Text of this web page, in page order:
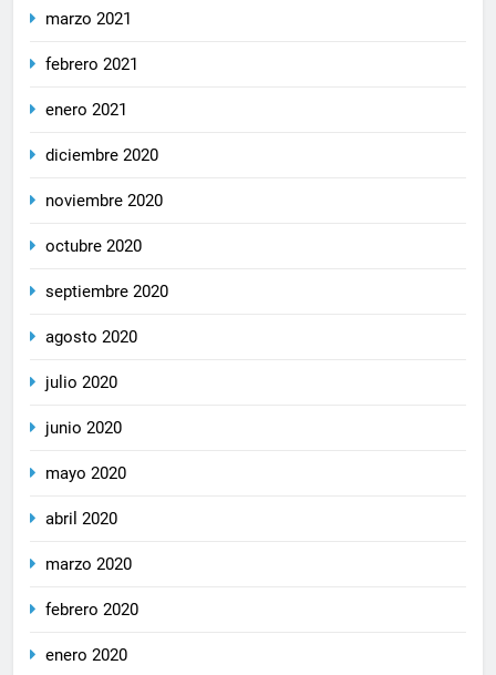
marzo 2021
febrero 2021
enero 2021
diciembre 2020
noviembre 2020
octubre 2020
septiembre 2020
agosto 2020
julio 2020
junio 2020
mayo 2020
abril 2020
marzo 2020
febrero 2020
enero 2020